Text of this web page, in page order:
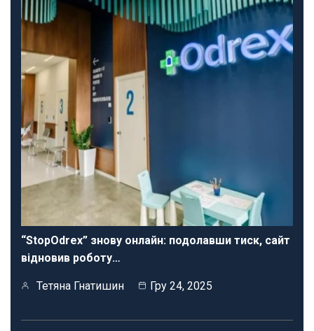
“StopOdrex” знову онлайн: подолавши тиск, сайт
відновив роботу…
Тетяна Гнатишин Гру 24, 2025